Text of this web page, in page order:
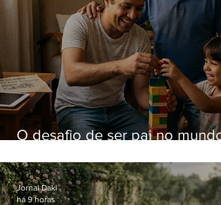
O desafio de ser pai no mundo
Jornal Daki
há 9 horas